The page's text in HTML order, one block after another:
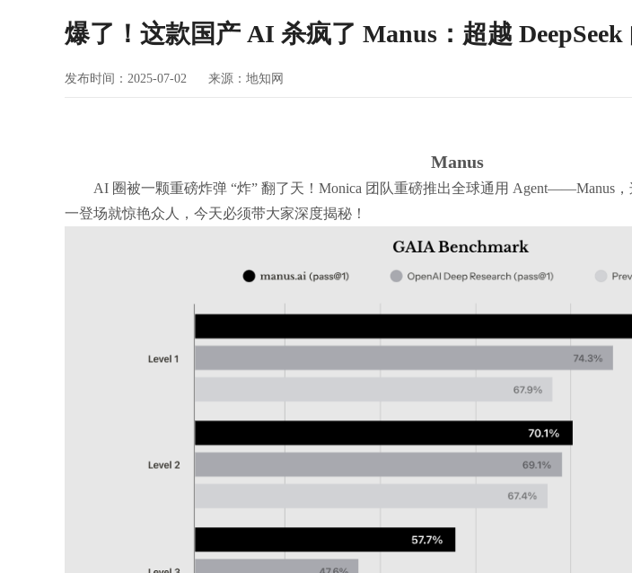
爆了！这款国产 AI 杀疯了 Manus：超越 DeepSeek
发布时间： 2025-07-02 来源： 地知网
Manus
AI 圈被一颗重磅炸弹 “炸” 翻了天！Monica 团队重磅推出全球通用 Agent——Manus，
一登场就惊艳众人，今天必须带大家深度揭秘！